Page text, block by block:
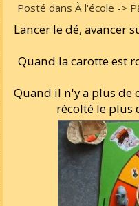
Posté dans À l'école ->
Lancer le dé, avancer
Quand la carotte est
Quand il n'y a plus de
récolté le plus